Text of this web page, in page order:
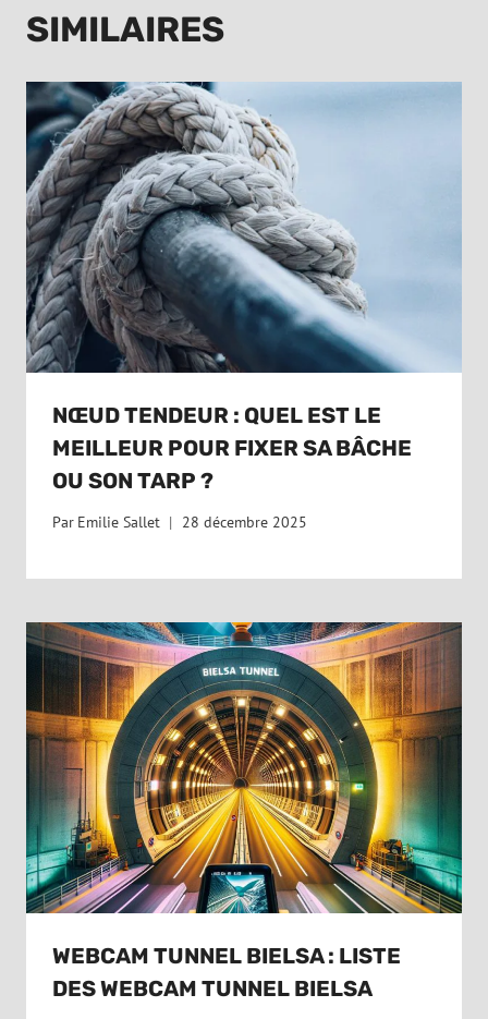
SIMILAIRES
NŒUD TENDEUR : QUEL EST LE
MEILLEUR POUR FIXER SA BÂCHE
OU SON TARP ?
Par Emilie Sallet 28 décembre 2025
WEBCAM TUNNEL BIELSA : LISTE
DES WEBCAM TUNNEL BIELSA